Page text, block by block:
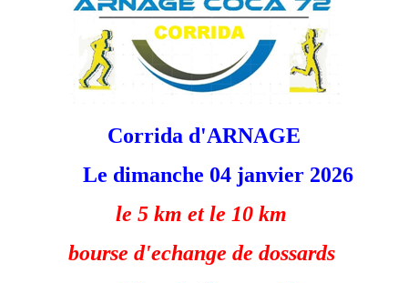
Corrida d'ARNAGE
Le dimanche 04 janvier 2026
le 5 km et le 10 km
bourse d'echange de dossards